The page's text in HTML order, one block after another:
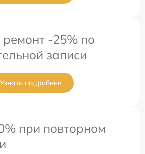
-25% по
записи
Узнать подробнее
при повторном